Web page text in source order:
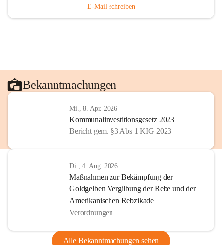
E-Mail schreiben
Bekanntmachungen
Mi., 8. Apr. 2026
Kommunalinvestitionsgesetz 2023
Bericht gem. §3 Abs 1 KIG 2023
Di., 4. Aug. 2026
Maßnahmen zur Bekämpfung der
Goldgelben Vergilbung der Rebe und der
Amerikanischen Rebzikade
Verordnungen
Alle Bekanntmachungen sehen